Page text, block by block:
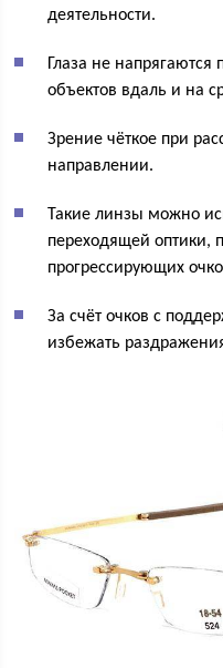
деятельности.
Глаза не
объектов вдаль и на
Зрение чёткое при
направлении.
Такие линзы можно
переходящей оптики,
прогрессирующих
За счёт очков с
избежать